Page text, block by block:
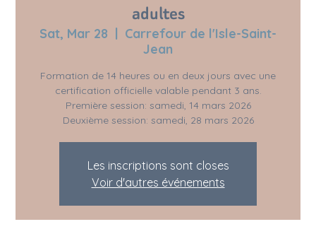
adultes
Sat, Mar 28
  |
Carrefour de l'Isle-Saint-
Jean
Formation de 14 heures ou en deux jours avec une
certification officielle valable pendant 3 ans.
Première session: samedi, 14 mars 2026
Deuxième session: samedi, 28 mars 2026
Les inscriptions sont closes
Voir d'autres événements